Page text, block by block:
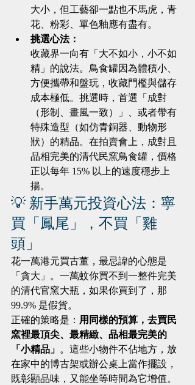
大小，但工藝卻一點也不馬虎，青
花、粉彩、單色釉應有盡有。
挑選心法：
收藏界一向有「大不如小，小不如
精」的說法。鳥食罐因為體積小、
方便攜帶和盤玩，收藏門檻與儲存
成本極低。挑選時，首選「成對
（形制、畫風一致）」、或者帶有
特殊造型（如仿青銅器、動物形
狀）的精品。在拍賣會上，成對且
品相完美的清代民窯鳥食罐，價格
正以每年 15% 以上的速度穩步上
揚。
💡 新手萬元投資心法：寧
買「鳳尾」，不買「雞
頭」
花一萬港元買古董，最忌諱的心態是
「貪大」。一萬蚊你買不到一整件完美
的清代官窯大瓶，如果你買到了，那
99.9% 是假貨。
正確的策略是： 用同樣的預算，去買民
窯裡最頂尖、最精緻、品相最完美的
「小精品」 。這些小物件不佔地方，放
在家中的博古架或辦公桌上當作擺設，
既彰顯品味，又能坐等時間為它增值。